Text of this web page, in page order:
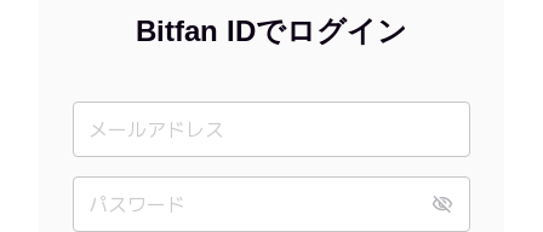
Bitfan IDでログイン